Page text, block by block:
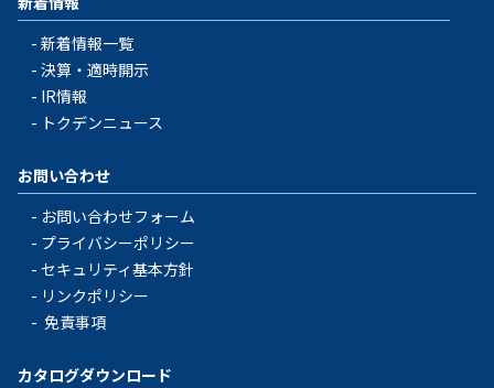
新着情報一覧
決算・適時開示
IR情報
トクデンニュース
お問い合わせ
お問い合わせフォーム
プライバシーポリシー
セキュリティ基本方針
リンクポリシー
免責事項
カタログダウンロード